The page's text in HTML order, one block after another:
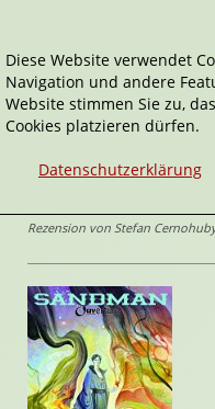
Home Comics
Sandman Ouvertüre
Sandman
Rezension von Stefan
Diese Website verwendet
Navigation und andere
Website stimmen Sie zu,
Cookies platzieren dürfen.
Datenschutzerklärung